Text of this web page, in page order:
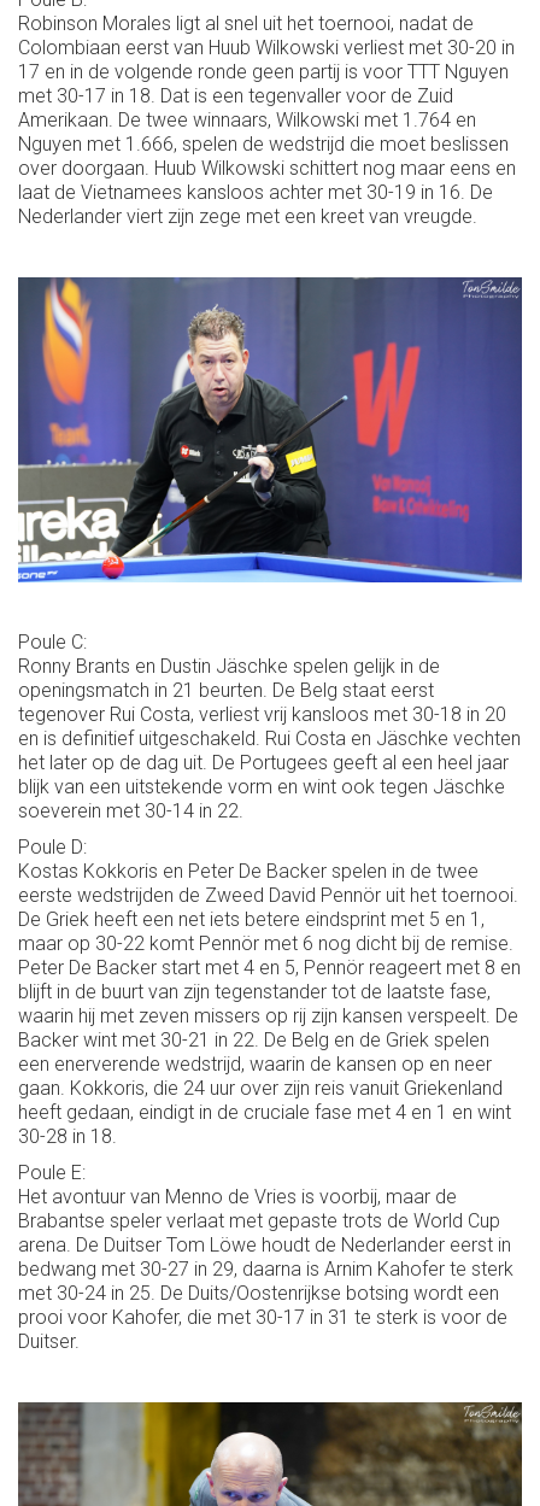
Robinson Morales ligt al snel uit het toernooi, nadat de
Colombiaan eerst van Huub Wilkowski verliest met 30-20 in
17 en in de volgende ronde geen partij is voor TTT Nguyen
met 30-17 in 18. Dat is een tegenvaller voor de Zuid
Amerikaan. De twee winnaars, Wilkowski met 1.764 en
Nguyen met 1.666, spelen de wedstrijd die moet beslissen
over doorgaan. Huub Wilkowski schittert nog maar eens en
laat de Vietnamees kansloos achter met 30-19 in 16. De
Nederlander viert zijn zege met een kreet van vreugde.
Poule C:
Ronny Brants en Dustin Jäschke spelen gelijk in de
openingsmatch in 21 beurten. De Belg staat eerst
tegenover Rui Costa, verliest vrij kansloos met 30-18 in 20
en is definitief uitgeschakeld. Rui Costa en Jäschke vechten
het later op de dag uit. De Portugees geeft al een heel jaar
blijk van een uitstekende vorm en wint ook tegen Jäschke
soeverein met 30-14 in 22.
Poule D:
Kostas Kokkoris en Peter De Backer spelen in de twee
eerste wedstrijden de Zweed David Pennör uit het toernooi.
De Griek heeft een net iets betere eindsprint met 5 en 1,
maar op 30-22 komt Pennör met 6 nog dicht bij de remise.
Peter De Backer start met 4 en 5, Pennör reageert met 8 en
blijft in de buurt van zijn tegenstander tot de laatste fase,
waarin hij met zeven missers op rij zijn kansen verspeelt. De
Backer wint met 30-21 in 22. De Belg en de Griek spelen
een enerverende wedstrijd, waarin de kansen op en neer
gaan. Kokkoris, die 24 uur over zijn reis vanuit Griekenland
heeft gedaan, eindigt in de cruciale fase met 4 en 1 en wint
30-28 in 18.
Poule E:
Het avontuur van Menno de Vries is voorbij, maar de
Brabantse speler verlaat met gepaste trots de World Cup
arena. De Duitser Tom Löwe houdt de Nederlander eerst in
bedwang met 30-27 in 29, daarna is Arnim Kahofer te sterk
met 30-24 in 25. De Duits/Oostenrijkse botsing wordt een
prooi voor Kahofer, die met 30-17 in 31 te sterk is voor de
Duitser.